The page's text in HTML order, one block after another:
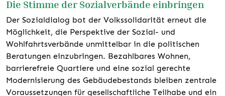
Die Stimme der Sozialverbände einbringen
Der Sozialdialog bot der Volkssolidarität erneut die
Möglichkeit, die Perspektive der Sozial- und
Wohlfahrtsverbände unmittelbar in die politischen
Beratungen einzubringen. Bezahlbares Wohnen,
barrierefreie Quartiere und eine sozial gerechte
Modernisierung des Gebäudebestands bleiben zentrale
Voraussetzungen für gesellschaftliche Teilhabe und ein